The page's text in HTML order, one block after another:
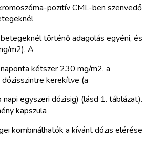
pozitív CML-ben szenvedő
történő adagolás egyéni, és
m2). A
kétszer 230 mg/m2, a
kerekítve (a
egyszeri dózisig) (lásd 1. táblázat).
kapszula
kombinálhatók a kívánt dózis elérése